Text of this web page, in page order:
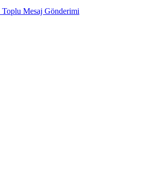
Toplu Mesaj Gönderimi